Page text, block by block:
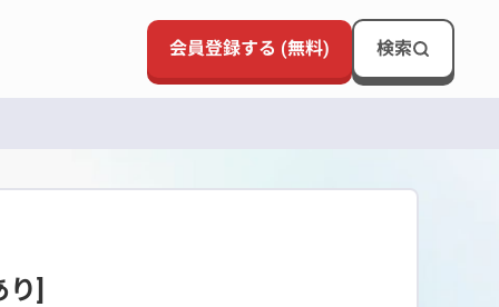
会員登録する (無料) 検索
]